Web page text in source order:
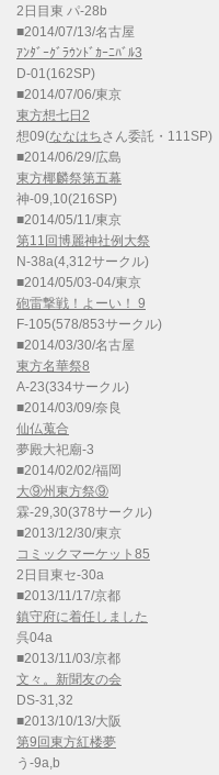
2日目東 パ-28b
■2014/07/13/名古屋
ｱﾝﾀﾞｰｸﾞﾗｳﾝﾄﾞｶｰﾆﾊﾞﾙ3
D-01(162SP)
■2014/07/06/東京
東方想七日2
想09(ななはちさん委託・111SP)
■2014/06/29/広島
東方椰麟祭第五幕
神-09,10(216SP)
■2014/05/11/東京
第11回博麗神社例大祭
N-38a(4,312サークル)
■2014/05/03-04/東京
砲雷撃戦！よーい！ 9
F-105(578/853サークル)
■2014/03/30/名古屋
東方名華祭8
A-23(334サークル)
■2014/03/09/奈良
仙仏蒐合
夢殿大祀廟-3
■2014/02/02/福岡
大⑨州東方祭⑨
霖-29,30(378サークル)
■2013/12/30/東京
コミックマーケット85
2日目東セ-30a
■2013/11/17/京都
鎮守府に着任しました
呉04a
■2013/11/03/京都
文々。新聞友の会
DS-31,32
■2013/10/13/大阪
第9回東方紅楼夢
う-9a,b